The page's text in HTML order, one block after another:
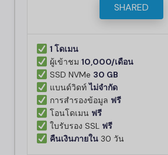
SHARED
1 โดเมน
ผู้เข้าชม10,000/เดือน
SSD NVMe 30 GB
แบนด์วิดท์ไม่จำกัด
การสำรองข้อมูล ฟรี
โอนโดเมน ฟรี
ใบรับรอง SSL ฟรี
คืนเงินภายใน 30 วัน